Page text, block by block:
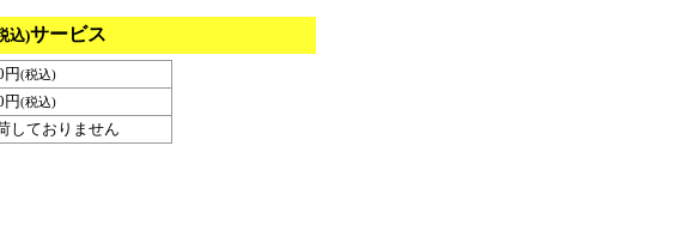
込)サービス
円(税込)
円(税込)
しておりません